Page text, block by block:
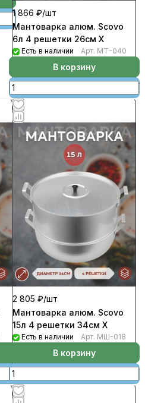
1 866 ₽/шт
Мантоварка алюм. Scovo
6л 4 решетки 26см Х
Есть в наличии Арт. МТ-040
В корзину
2 805 ₽/шт
Мантоварка алюм. Scovo
15л 4 решетки 34см Х
Есть в наличии Арт. МШ-018
В корзину